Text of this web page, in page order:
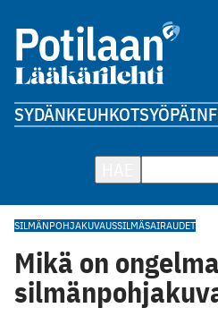
SYDÄNKEUHKOTSYÖPÄ
SILMÄNPOHJAKUVAUSSILMÄSAIRAUDET
Mikä on